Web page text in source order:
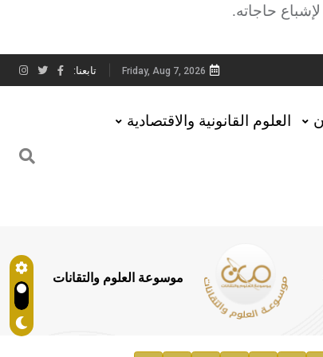
حاجاته.
Friday, Aug 7, 2026 تابعنا:
العلوم القانونية والاقتصادية
موسوعة العلوم والتقانات